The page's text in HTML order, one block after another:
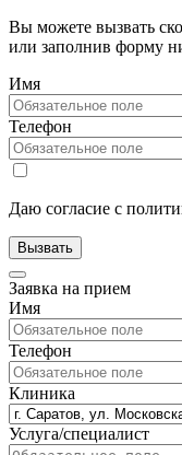
Вы можете вызвать
или заполнив форму
Имя
Телефон
Даю согласие с
Заявка на прием
Имя
Телефон
Клиника
Услуга/специалист